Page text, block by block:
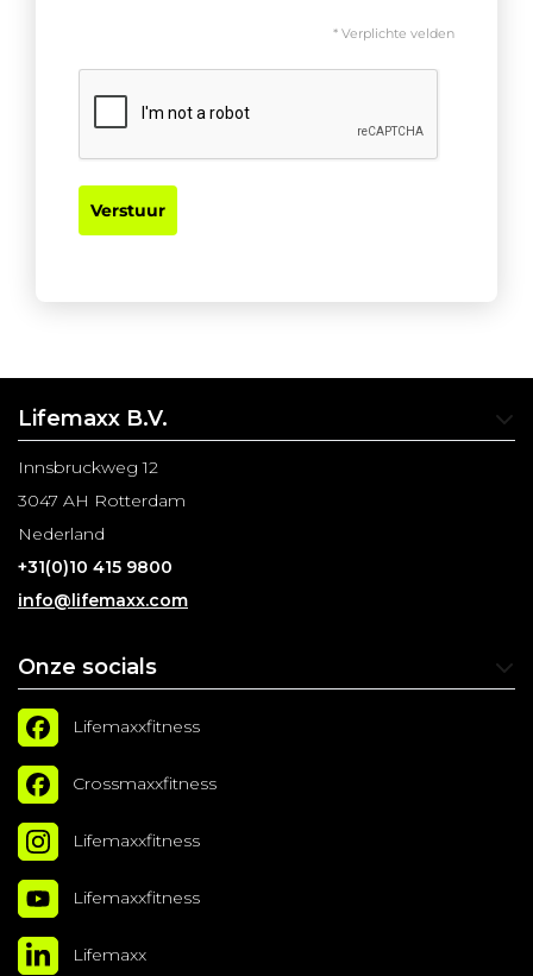
* Verplichte velden
Verstuur
Lifemaxx B.V.
Innsbruckweg 12
3047 AH Rotterdam
Nederland
+31(0)10 415 9800
info@lifemaxx.com
Onze socials
Lifemaxxfitness
Crossmaxxfitness
Lifemaxxfitness
Lifemaxxfitness
Lifemaxx